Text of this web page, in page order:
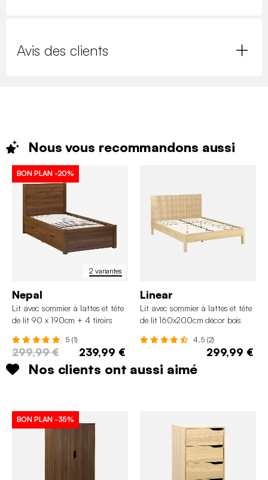
Avis des clients
Nous vous recommandons aussi
2 variantes
BON PLAN -20%
Nepal
Lit avec sommier à lattes et tête
de lit 90 x 190cm + 4 tiroirs
5 (1)
299,99 € 239,99 €
Linear
Lit avec sommier à lattes et tête
de lit 160x200cm décor bois
4.5 (2)
299,99 €
Nos clients ont aussi aimé
BON PLAN -35%